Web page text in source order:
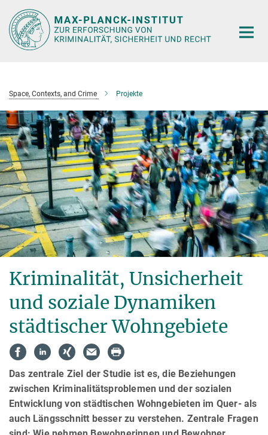
Hauptinhalt
Space, Contexts, and Crime Projekte
Kriminalität, Unsicherheit
und soziale Dynamiken
städtischer Wohngebiete
Das zentrale Ziel der Studie ist es, die Beziehungen
zwischen Kriminalitätsproblemen und der sozialen
Entwick­lung von städtischen Wohngebieten im Quer- als
auch Längsschnitt besser zu verstehen. Zentrale Fragen